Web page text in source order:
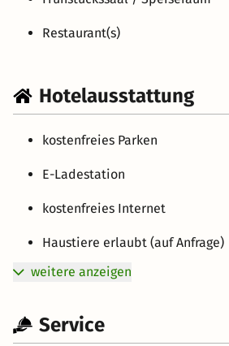
Restaurant(s)
Hotelausstattung
kostenfreies Parken
E-Ladestation
kostenfreies Internet
Haustiere erlaubt (auf Anfrage)
weitere anzeigen
Service